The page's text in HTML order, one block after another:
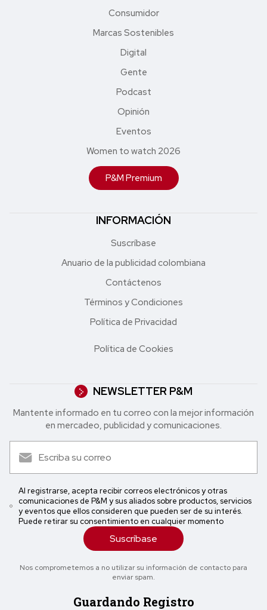
Consumidor
Marcas Sostenibles
Digital
Gente
Podcast
Opinión
Eventos
Women to watch 2026
P&M Premium
INFORMACIÓN
Suscríbase
Anuario de la publicidad colombiana
Contáctenos
Términos y Condiciones
Política de Privacidad
Política de Cookies
NEWSLETTER P&M
Mantente informado en tu correo con la mejor in formación
en mercadeo, publicidad y comunicaciones.
Al registrarse, acepta recibir correos electrónicos y otras
comunicaciones de P&M y sus aliados sobre productos, servicios
y eventos que ellos consideren que pueden ser de su interés.
Puede retirar su consentimiento en cualquier momento
Suscríbase
Nos comprometemos a no utilizar su información de contacto para
enviar spam.
Guardando Registro